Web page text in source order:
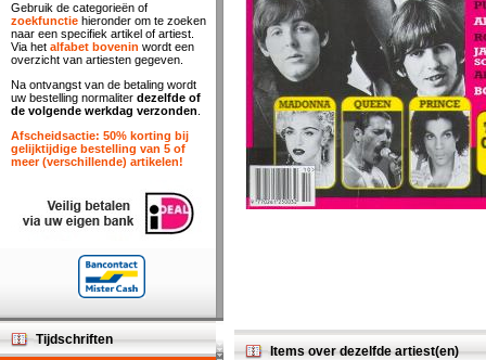
Items over dezelfde artiest(en)
Gebruik de categorieën of
zoekfunctie hieronder om te zoeken
naar een specifiek artikel of artiest.
Via het alfabet bovenin wordt een
overzicht van artiesten gegeven.
Na ontvangst van de betaling wordt
uw bestelling normaliter dezelfde of
de volgende werkdag verzonden
Afscheidsactie: 50% korting bij
gelijktijdige bestelling van 5 of
meer (verschillende) artikelen!
Tijdschriften